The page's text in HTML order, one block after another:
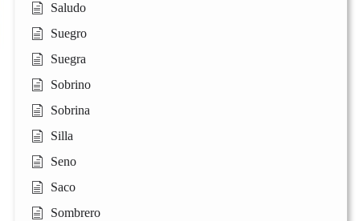
Saludo
Suegro
Suegra
Sobrino
Sobrina
Silla
Seno
Saco
Sombrero